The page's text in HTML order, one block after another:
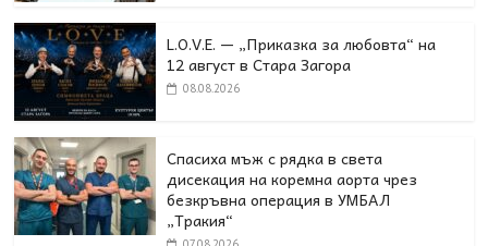
L.O.V.E. — „Приказка за любовта“ на
12 август в Стара Загора
08.08.2026
Спасиха мъж с рядка в света
дисекация на коремна аорта чрез
безкръвна операция в УМБАЛ
„Тракия“